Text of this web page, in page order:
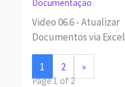
Documentação
Video 06.6 - Atualizar
Documentos via Excel
1
2 »
Page 1 of 2